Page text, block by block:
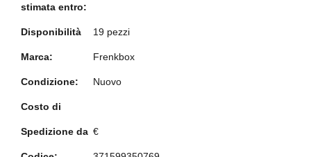
stimata entro:
Disponibilità 19 pezzi
Marca: Frenkbox
Condizione: Nuovo
Costo di
Spedizione da €